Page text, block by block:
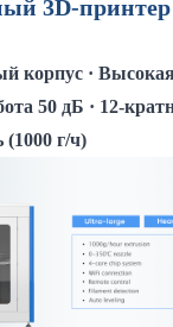
3D-принтер
корпус ·
50 дБ · 12-
(1000 г/ч)